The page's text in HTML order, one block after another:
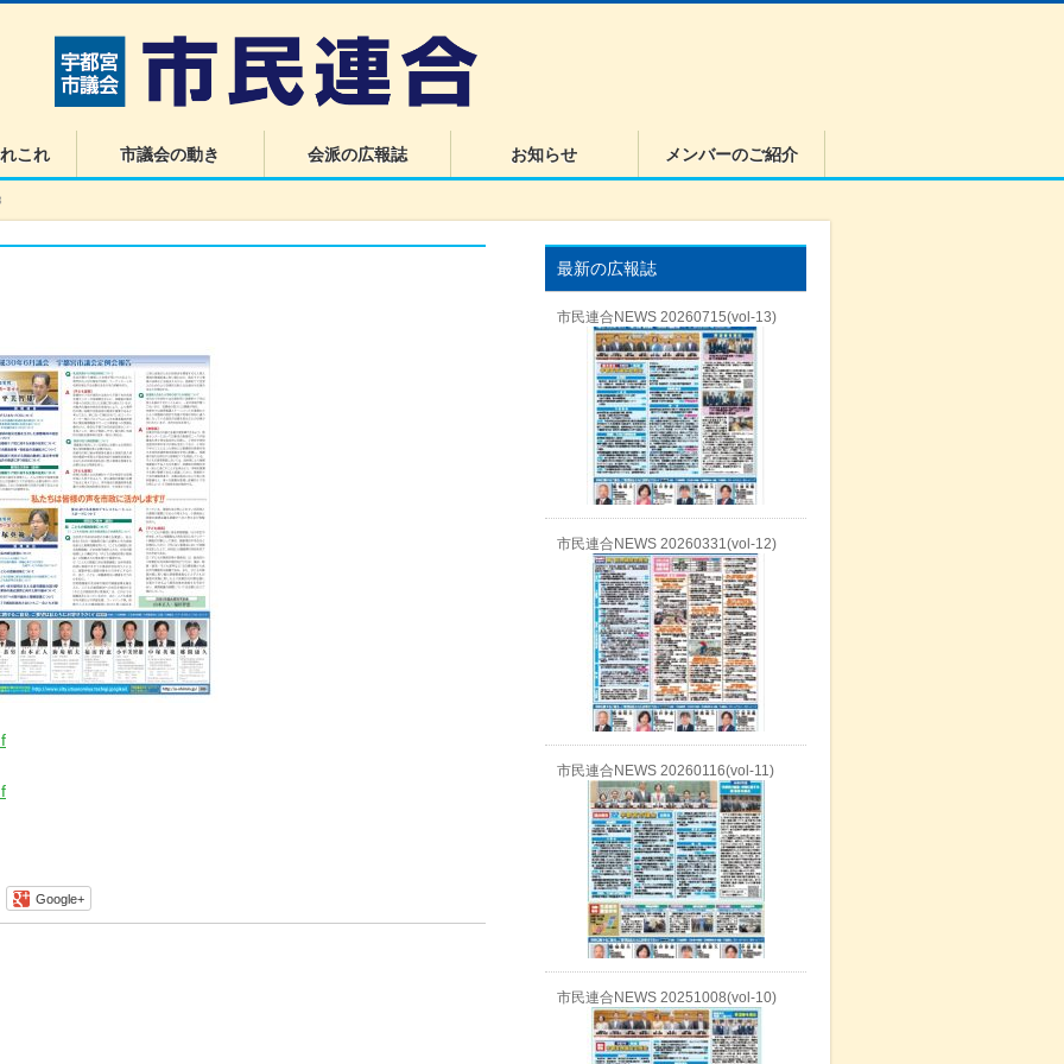
これ 市議会の動き 会派の広報誌 お知らせ メンバーのご紹介
Google+
最新の広報誌
市民連合NEWS 20260715(vol-13)
市民連合NEWS 20260331(vol-12)
市民連合NEWS 20260116(vol-11)
市民連合NEWS 20251008(vol-10)